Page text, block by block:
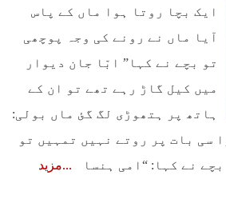
ایک بچا روتا ہوا ماں کے پاس
آیا ماں نے رونے کی وجہ پوچھی
تو بچے نے کہا” ابّا جان دیوار
میں کیل گاڑ رہے تھے تو ان کے
ہاتھ پر ہتھوڑی لگ گئ ماں بولی:
سی بات پر روتے نہیں تمہیں تو
نے کہا: “امی ہنسا
مزید